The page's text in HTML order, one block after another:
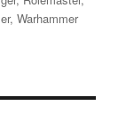
,Warhammer